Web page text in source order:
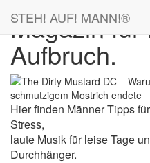
STEH! AUF! MANN!®
Magazin für
Aufbruch.
Hier finden Männer Tipps
Stress,
laute Musik für leise Tage
Durchhänger.